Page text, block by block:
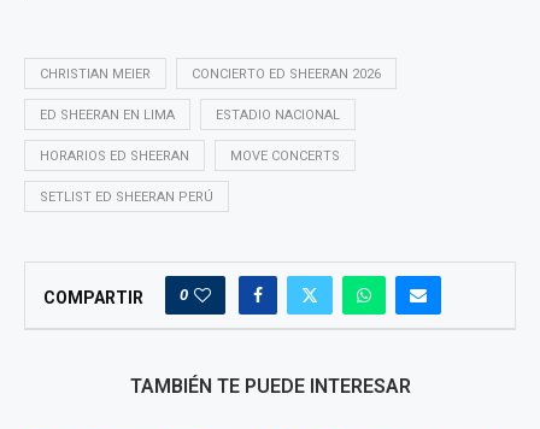
CHRISTIAN MEIER CONCIERTO ED SHEERAN 2026
ED SHEERAN EN LIMA ESTADIO NACIONAL
HORARIOS ED SHEERAN MOVE CONCERTS
SETLIST ED SHEERAN PERÚ
COMPARTIR 0
TAMBIÉN TE PUEDE INTERESAR